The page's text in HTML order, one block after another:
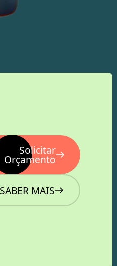
Solicitar
Orçamento
SABER MAIS